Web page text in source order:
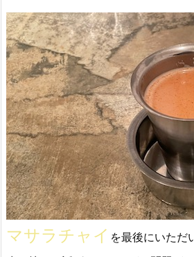
マサラチャイ を最後にいただ